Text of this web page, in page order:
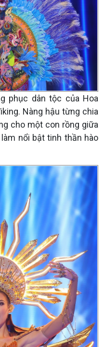
phục dân tộc của Hoa
Nàng hậu từng chia
cho một con rồng giữa
nổi bật tinh thần hào